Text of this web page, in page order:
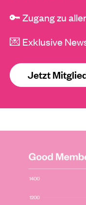
🔑 Zugang zu
💌 Exklusive
Jetzt